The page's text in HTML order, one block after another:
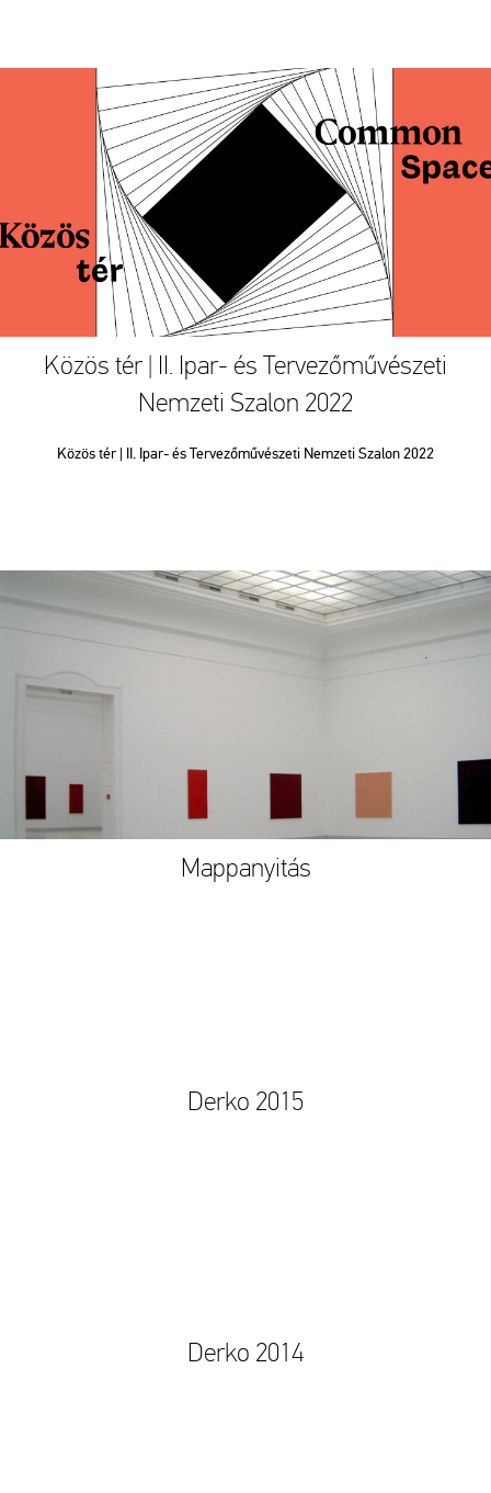
Közös tér | II. Ipar- és Tervezőművészeti
Nemzeti Szalon 2022
Közös tér | II. Ipar- és Tervezőművészeti Nemzeti Szalon 2022
Mappanyitás
Derko 2015
Derko 2014